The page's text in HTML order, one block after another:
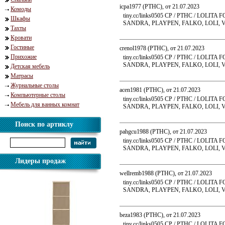
Комоды
Шкафы
Тахты
Кровати
Гостиные
Прихожие
Детская мебель
Матрасы
Журнальные столы
Компьютерные столы
Мебель для ванных комнат
Поиск по артиклу
Лидеры продаж
icpa1977 (PTHC), от 21.07.2023
tiny.cc/links0505 CP / PTHC / LOLITA
SANDRA, PLAYPEN, FALKO, LOLI,
crenol1978 (PTHC), от 21.07.2023
tiny.cc/links0505 CP / PTHC / LOLITA
SANDRA, PLAYPEN, FALKO, LOLI,
acen1981 (PTHC), от 21.07.2023
tiny.cc/links0505 CP / PTHC / LOLITA
SANDRA, PLAYPEN, FALKO, LOLI,
pahgcu1988 (PTHC), от 21.07.2023
tiny.cc/links0505 CP / PTHC / LOLITA
SANDRA, PLAYPEN, FALKO, LOLI,
wellremb1988 (PTHC), от 21.07.2023
tiny.cc/links0505 CP / PTHC / LOLITA
SANDRA, PLAYPEN, FALKO, LOLI,
beza1983 (PTHC), от 21.07.2023